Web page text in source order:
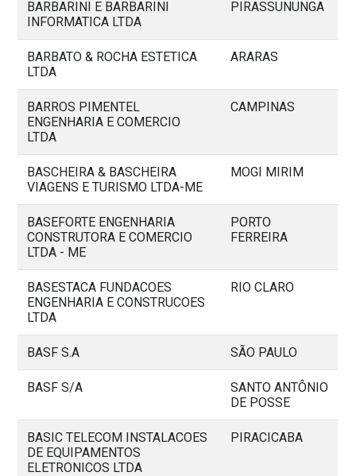
BARBARINI E BARBARINI
INFORMATICA LTDA
PIRASSUNUNGA
BARBATO & ROCHA ESTETICA
LTDA
ARARAS
BARROS PIMENTEL
ENGENHARIA E COMERCIO
LTDA
CAMPINAS
BASCHEIRA & BASCHEIRA
VIAGENS E TURISMO LTDA-ME
MOGI MIRIM
BASEFORTE ENGENHARIA
CONSTRUTORA E COMERCIO
LTDA - ME
PORTO
FERREIRA
BASESTACA FUNDACOES
ENGENHARIA E CONSTRUCOES
LTDA
RIO CLARO
BASF S.A SÃO PAULO
BASF S/A
SANTO ANTÔNIO
DE POSSE
BASIC TELECOM INSTALACOES
DE EQUIPAMENTOS
ELETRONICOS LTDA
PIRACICABA